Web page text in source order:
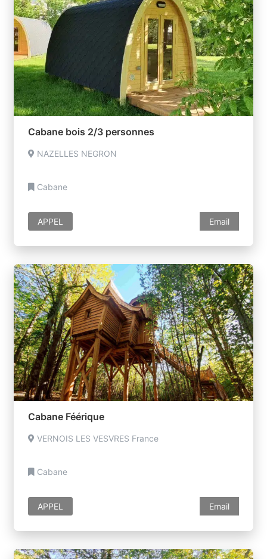
Cabane bois 2/3 personnes
NAZELLES NEGRON
Cabane
APPEL Email
Cabane Féérique
VERNOIS LES VESVRES France
Cabane
APPEL Email